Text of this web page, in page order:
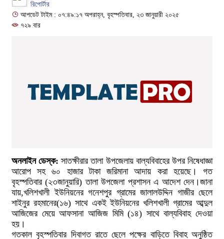
রিপোর্টার
আপডেট টাইম : ০৭:৪৯:১৭ অপরাহ্ন, বৃহস্পতিবার, ২৩ জানুয়ারী ২০২৫
৭২৯ বার
অনলাইন ডেস্ক: সাতক্ষীরার তালা উপজেলায় বাল্যবিবাহের উপর নিষেধাজ্ঞা
আরোপ সহ ৬০ হাজার টাকা জরিমানা আদায় করা হয়েছে। গত
বৃহস্পতিবার (২৩জানুয়ারি) তালা উপজেলা প্রশাসন এ আদেশ দেন।জানা
যায়,খলিশখালী ইউনিয়নের গনেশপুর গ্রামের জালালউদ্দিন গাজীর ছেলে
শাইনুর রহমানের(১৬) সাথে একই ইউনিয়নের খলিশখালী গ্রামের আব্দুল
আজিজের মেয়ে আফসানা আজিজ মিমি (১৪) সাথে বাল্যবিবাহ দেওয়া
হয়।
গতকাল বৃহস্পতিবার দিবাগত রাতে ছেলে পক্ষের বাড়িতে বিবাহ অনুষ্ঠিত